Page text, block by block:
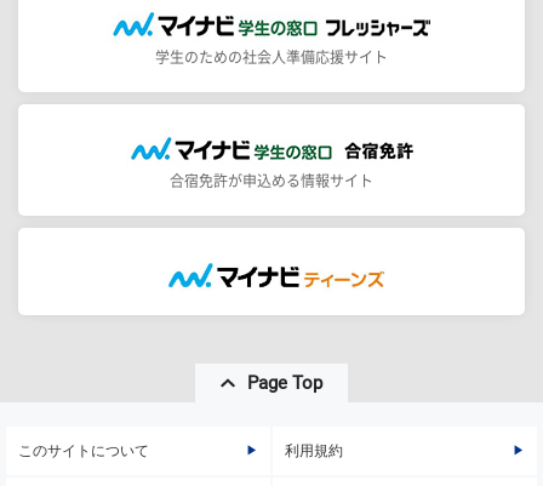
学生のための社会人準備応援サイト
合宿免許が申込める情報サイト
Page Top
このサイトについて 利用規約